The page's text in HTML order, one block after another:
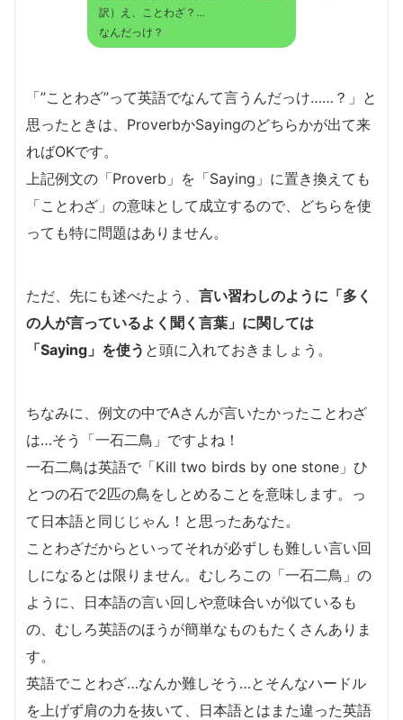
訳）え、ことわざ？…
なんだっけ？
「”ことわざ”って英語でなんて言うんだっけ……？」と
思ったときは、ProverbかSayingのどちらかが出て来
ればOKです。
上記例文の「Proverb」を「Saying」に置き換えても
「ことわざ」の意味として成立するので、どちらを使
っても特に問題はありません。
ただ、先にも述べたよう、 言い習わしのように「多く
の人が言っているよく聞く言葉」に関しては
「Saying」を使う と頭に入れておきましょう。
ちなみに、例文の中でAさんが言いたかったことわざ
は…そう「一石二鳥」ですよね！
一石二鳥は英語で「Kill two birds by one stone」ひ
とつの石で2匹の鳥をしとめることを意味します。っ
て日本語と同じじゃん！と思ったあなた。
ことわざだからといってそれが必ずしも難しい言い回
しになるとは限りません。むしろこの「一石二鳥」の
ように、日本語の言い回しや意味合いが似ているも
の、むしろ英語のほうが簡単なものもたくさんありま
す。
英語でことわざ…なんか難しそう…とそんなハードル
を上げず肩の力を抜いて、日本語とはまた違った英語